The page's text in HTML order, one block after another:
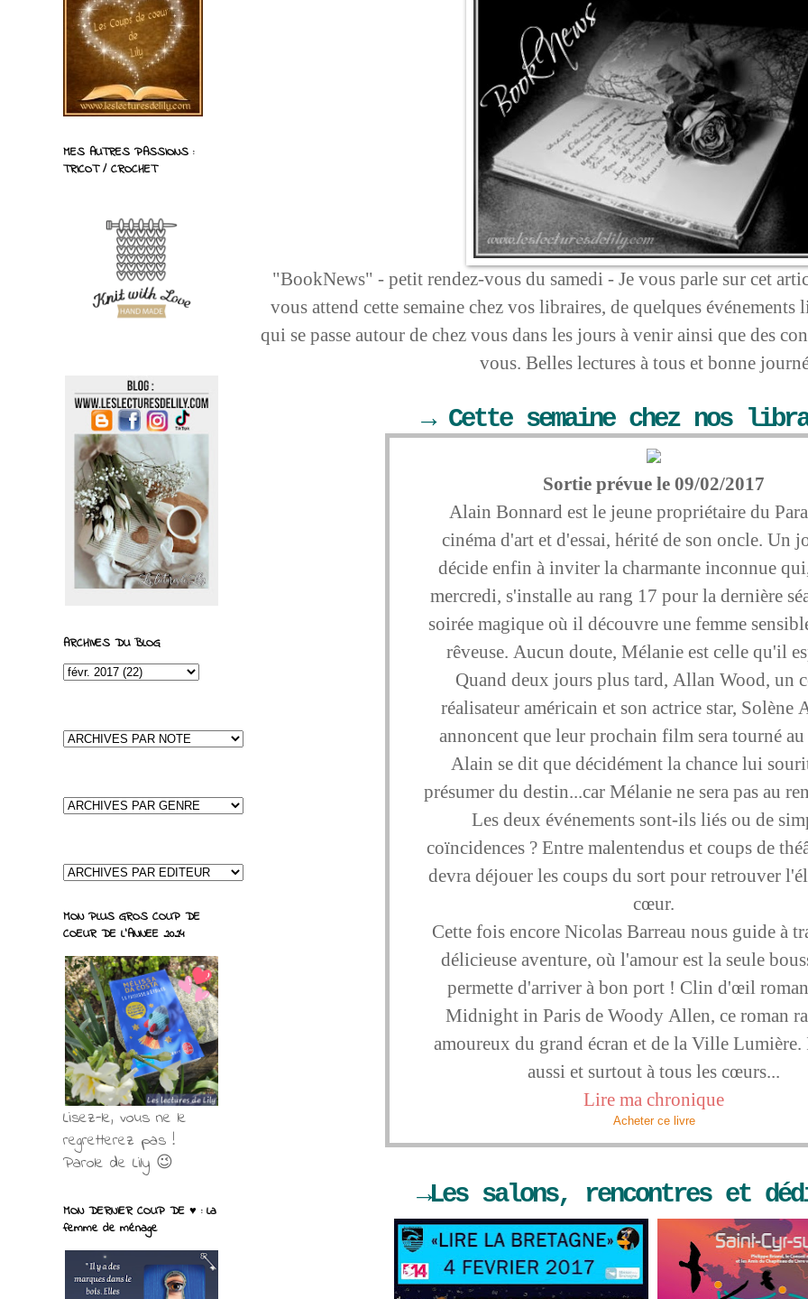
"BookNews" - petit rendez-vous du samedi - Je vous parle sur cet
vous attend cette semaine chez vos libraires, de quelques événements
qui se passe autour de chez vous dans les jours à venir ainsi que des
vous. Belles lectures à tous et bonne
→ Cette semaine chez nos
Sortie prévue le 09/02/2017
Alain Bonnard est le jeune propriétaire du
cinéma d'art et d'essai, hérité de son oncle. Un
décide enfin à inviter la charmante inconnue
mercredi, s'installe au rang 17 pour la dernière
soirée magique où il découvre une femme
rêveuse. Aucun doute, Mélanie est celle qu'il
Quand deux jours plus tard, Allan Wood, un
réalisateur américain et son actrice star, Solène
annoncent que leur prochain film sera tourné au
Alain se dit que décidément la chance lui
présumer du destin...car Mélanie ne sera pas au
Les deux événements sont-ils liés ou de
coïncidences ? Entre malentendus et coups de
devra déjouer les coups du sort pour retrouver
cœur.
Cette fois encore Nicolas Barreau nous guide à
délicieuse aventure, où l'amour est la seule
permette d'arriver à bon port ! Clin d'œil
Midnight in Paris de Woody Allen, ce roman
amoureux du grand écran et de la Ville Lumière.
aussi et surtout à tous les cœurs...
Lire ma chronique
Acheter ce livre
→Les salons, rencontres et
MES AUTRES PASSIONS :
TRICOT / CROCHET
ARCHIVES DU BLOG
MON PLUS GROS COUP DE
COEUR DE L'ANNEE 2024
Lisez-le, vous ne le
regretterez pas !
Parole de Lily 😉
MON DERNIER COUP DE ♥ : La
femme de ménage